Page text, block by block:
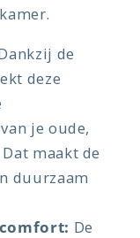
de
deze
je oude,
maakt de
duurzaam
De